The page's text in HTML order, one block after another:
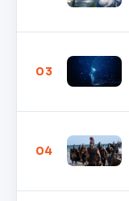
03
04